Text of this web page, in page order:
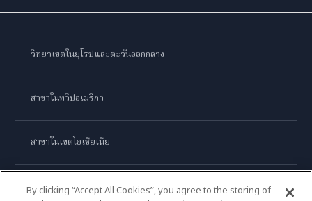
วิทยาเขตในยุโรปและตะวันออกกลาง
สาขาในทวีปอเมริกา
สาขาในเขตโอเชียเนีย
สาขาในทวีปเอเชีย
By clicking “Accept All Cookies”, you agree to the storing of